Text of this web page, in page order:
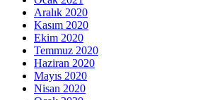
Aralık 2020
Kasım 2020
Ekim 2020
Temmuz 2020
Haziran 2020
Mayıs 2020
Nisan 2020